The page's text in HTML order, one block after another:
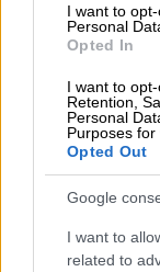
I want to
Personal
Opted In
I want to
Retention,
Personal
Purposes for
Opted Out
Google
I want to
related to
Ελλάδα|
Κορονοϊός:
ποσοστό
Ελλάδα
Η Ελλάδα
σε 100
πολύ